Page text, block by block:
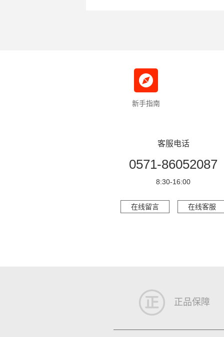
新手指南
客服电话
0571-86052087
8:30-16:00
在线留言 在线客服
正品保障